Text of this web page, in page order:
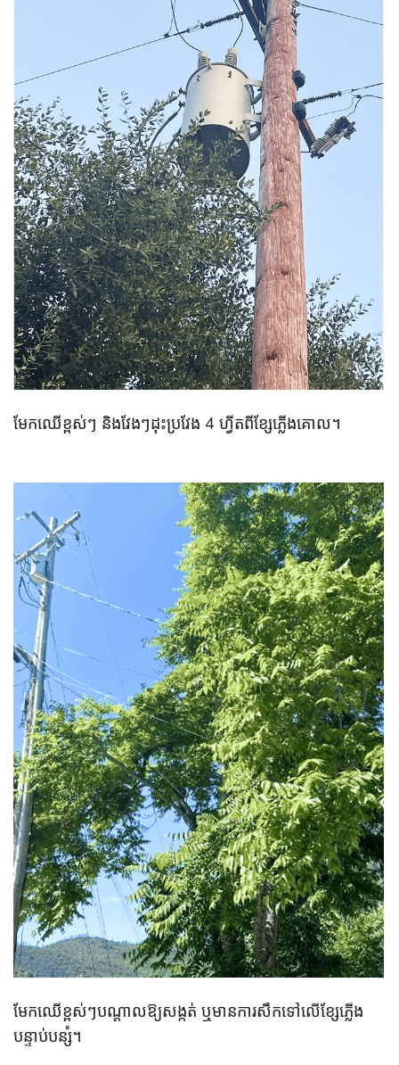
មែកឈើខ្ពស់ៗ និងវែងៗដុះប្រវែង 4 ហ្វីតពីខ្សែភ្លើងគោល។
មែកឈើខ្ពស់ៗបណ្តាលឱ្យសង្កត់ ឬមានការសឹកទៅលើខ្សែភ្លើង
បន្ទាប់បន្សំ។